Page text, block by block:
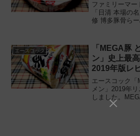
ファミリーマ
「日清 本場の
修 博多豚骨ら
てみた感想に
史や博多屋台
す。
エースコック
「MEGA豚
ン」史上最
2019年版レ
エースコック
メン」2019年
しました。
濃厚感を実現!
のカップラー